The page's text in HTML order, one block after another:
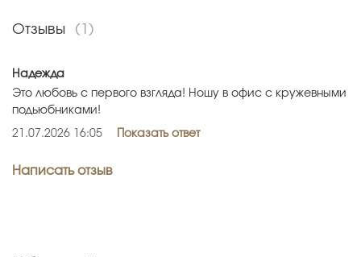
Отзывы (1)
Надежда
Это любовь с первого взгляда! Ношу в офис с кружевными
подьюбниками!
21.07.2026 16:05 Показать ответ
Написать отзыв